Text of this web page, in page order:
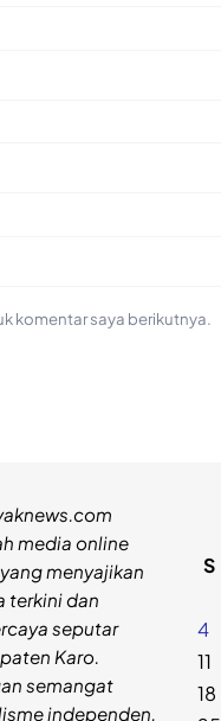
komentar saya berikutnya.
media online
menyajikan
terkini dan
seputar
Karo.
semangat
independen,
S
4
11
18